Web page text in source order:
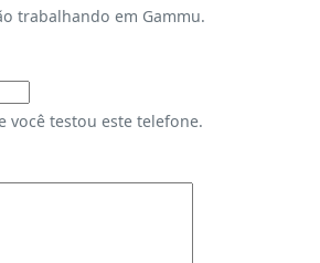
trabalhando em Gammu.
você testou este telefone.